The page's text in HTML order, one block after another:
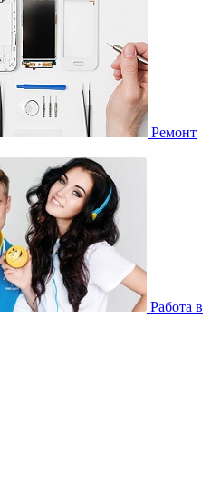
Ремонт
Работа в